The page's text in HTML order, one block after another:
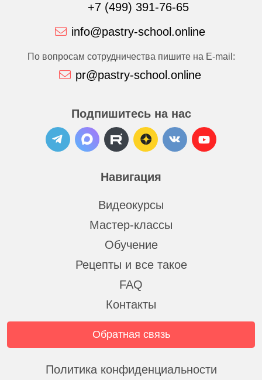
Навигация
Видеокурсы
Мастер-классы
Обучение
Рецепты и все такое
FAQ
Контакты
+7 (499) 391-76-65
info@pastry-school.online
По вопросам сотрудничества пишите на E-mail:
pr@pastry-school.online
Подпишитесь на нас
Обратная связь
Политика конфиденциальности